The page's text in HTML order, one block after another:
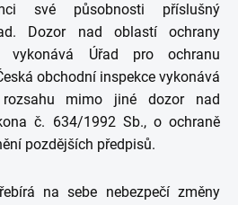
své působnosti příslušný
Dozor nad oblastí ochrany
vykonává Úřad pro ochranu
obchodní inspekce vykonává
rozsahu mimo jiné dozor nad
č. 634/1992 Sb., o ochraně
pozdějších předpisů.
na sebe nebezpečí změny